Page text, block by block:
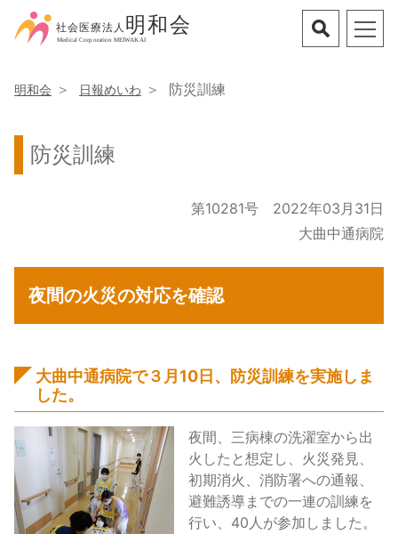
明和会 日報めいわ 防災訓練
防災訓練
第10281号 2022年03月31日
大曲中通病院
夜間の火災の対応を確認
大曲中通病院で３月10日、防災訓練を実施しま
した。
夜間、三病棟の洗濯室から出
火したと想定し、火災発見、
初期消火、消防署への通報、
避難誘導までの一連の訓練を
行い、40人が参加しました。